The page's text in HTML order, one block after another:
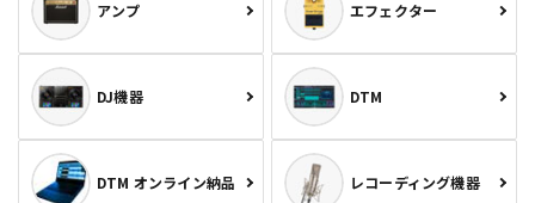
アンプ エフェクター
DJ機器 DTM
DTM オンライン納品 レコーディング機器